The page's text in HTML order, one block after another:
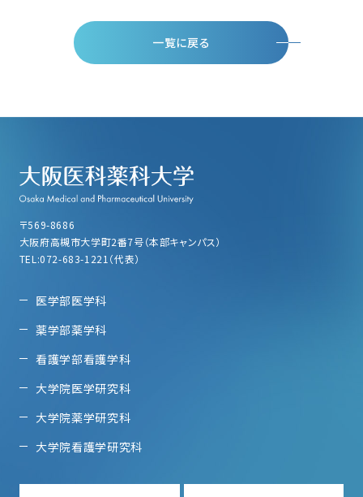
一覧に戻る
〒569-8686
大阪府高槻市大学町2番7号（本部キャンパス）
TEL:072-683-1221（代表）
医学部医学科
薬学部薬学科
看護学部看護学科
大学院医学研究科
大学院薬学研究科
大学院看護学研究科